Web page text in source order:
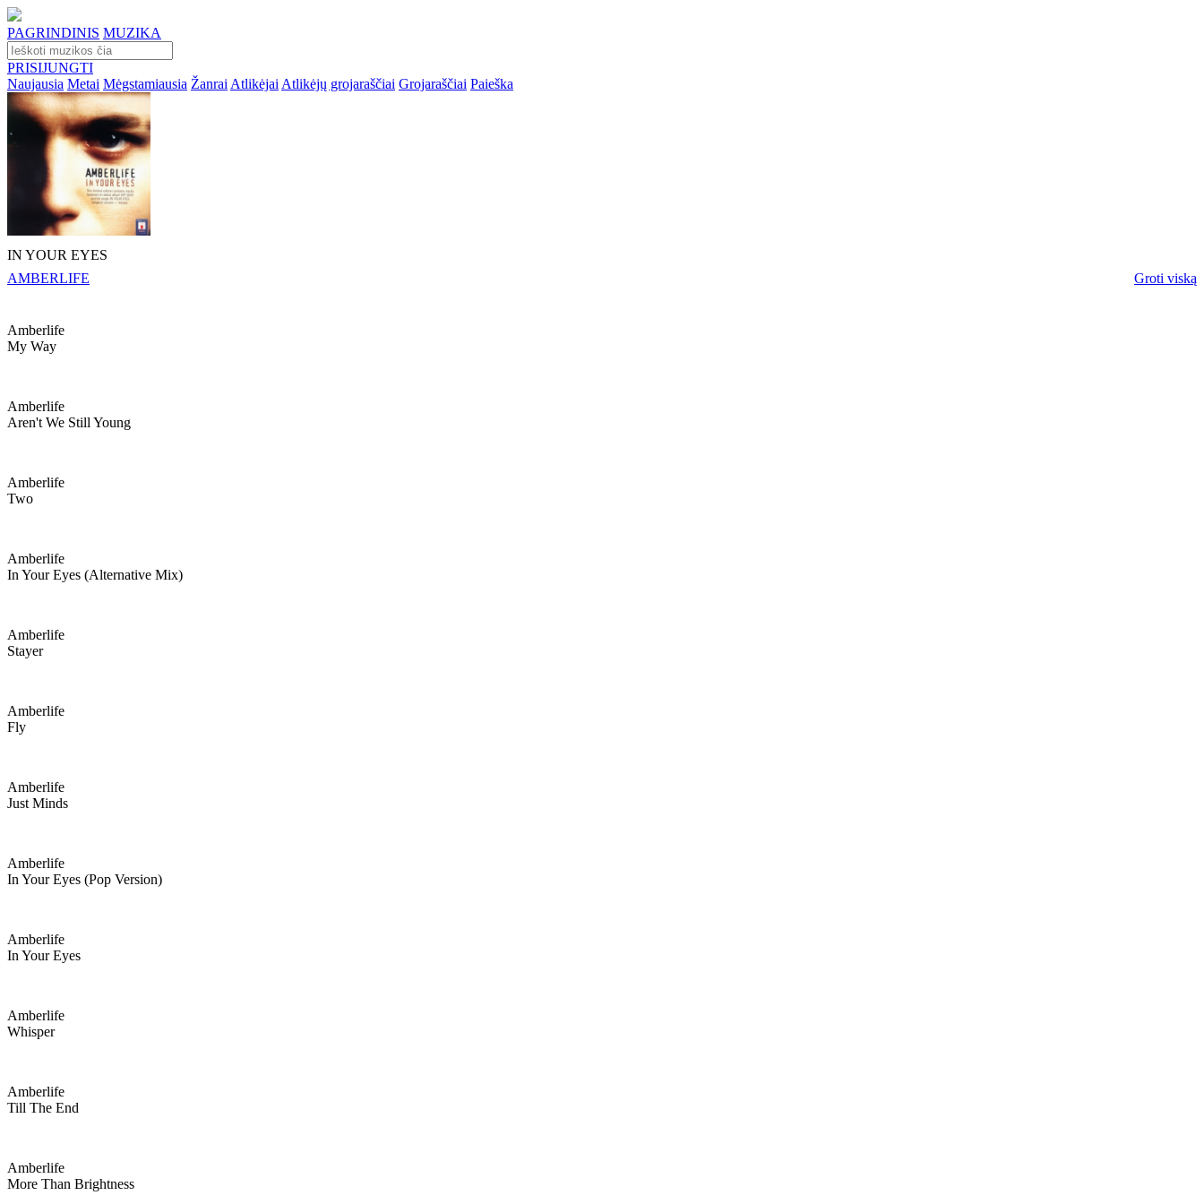
PAGRINDINIS MUZIKA
PRISIJUNGTI
Naujausia Metai Mėgstamiausia Žanrai Atlikėjai Atlikėjų grojaraščiai Grojaraščiai Paieška
IN YOUR EYES
AMBERLIFE
Groti viską
Amberlife
My Way
Amberlife
Aren't We Still Young
Amberlife
Two
Amberlife
In Your Eyes (alternative Mix)
Amberlife
Stayer
Amberlife
Fly
Amberlife
Just Minds
Amberlife
In Your Eyes (pop Version)
Amberlife
In Your Eyes
Amberlife
Whisper
Amberlife
Till The End
Amberlife
More Than Brightness